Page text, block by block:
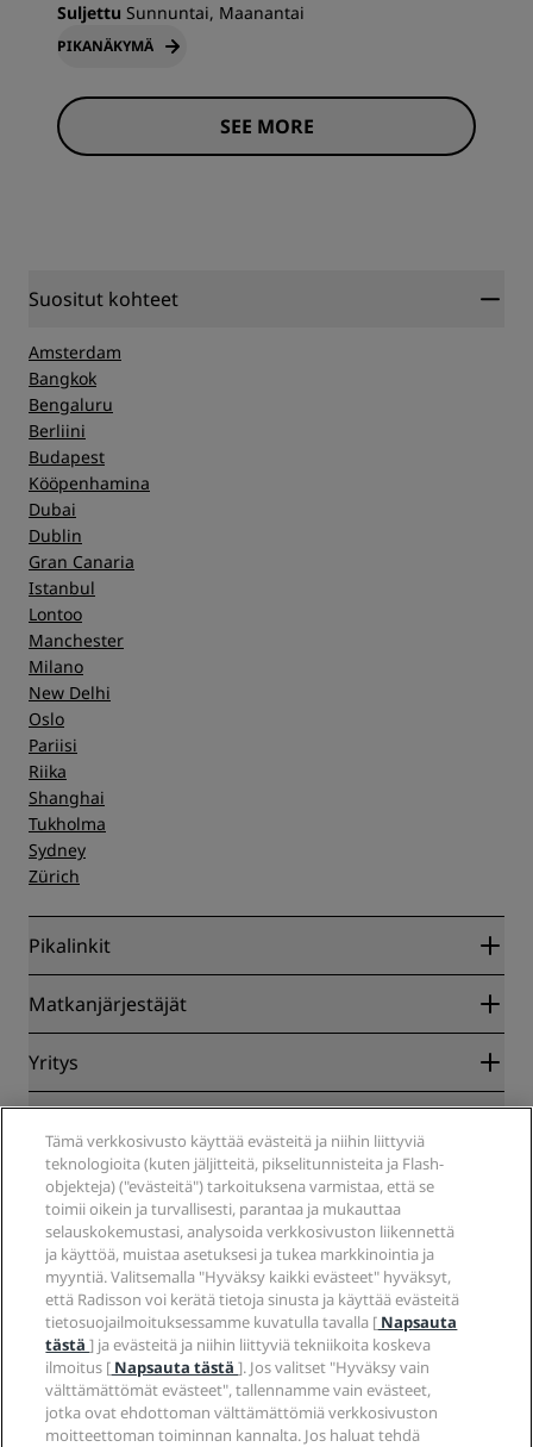
Suljettu Sunnuntai, Maanantai
PIKANÄKYMÄ
SEE MORE
Suositut kohteet
Amsterdam
Bangkok
Bengaluru
Berliini
Budapest
Kööpenhamina
Dubai
Dublin
Gran Canaria
Istanbul
Lontoo
Manchester
Milano
New Delhi
Oslo
Pariisi
Riika
Shanghai
Tukholma
Sydney
Zürich
Pikalinkit
Radisson Rewards
Blog
Kohteet
Tulevat hotellit
Radisson Hotels -sovellus
Sports Approved -hotellit
Perheystävälliset hotellit
Terveys ja turvallisuus
Matkanjärjestäjät
Yhteistyökumppanit
Yritys
Radisson Hotel Group
Media
Työpaikat RHG
Työpaikat PPHE
Työpaikat EHL
The Club by RHG
Kehitysmahdollisuudet
Vastuullinen liiketoiminta
Hankinta
Tietosuojakeskus
Oikeudellinen huomautus
Radisson Rewards -ehdot
Sivuston käyttösopimus
Digitaalinen saavutettavuus
Nykyajan orjuutta koskeva lausunto
Ohje
Kuluttajailmoitukset
Ota yhteyttä
Usein kysytyt kysymykset
Sivustokartta
Sosiaalinen media
Radisson Hotels -brändit
Tämä verkkosivusto käyttää evästeitä ja niihin liittyviä
teknologioita (kuten jäljitteitä, pikselitunnisteita ja Flash-
objekteja) ("evästeitä") tarkoituksena varmistaa, että se
toimii oikein ja turvallisesti, parantaa ja mukauttaa
selauskokemustasi, analysoida verkkosivuston liikennettä
ja käyttöä, muistaa asetuksesi ja tukea markkinointia ja
myyntiä. Valitsemalla "Hyväksy kaikki evästeet" hyväksyt,
että Radisson voi kerätä tietoja sinusta ja käyttää evästeitä
tietosuojailmoituksessamme kuvatulla tavalla [ Napsauta
tästä] ja evästeitä ja niihin liittyviä tekniikoita koskeva
ilmoitus [ Napsauta tästä]. Jos valitset "Hyväksy vain
välttämättömät evästeet", tallennamme vain evästeet,
jotka ovat ehdottoman välttämättömiä verkkosivuston
moitteettoman toiminnan kannalta. Jos haluat tehdä